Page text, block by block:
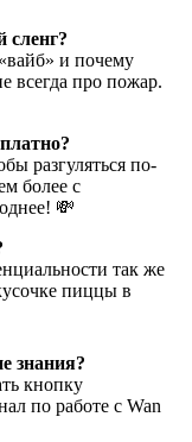
сленг?
и почему
всегда про пожар.
разгуляться по-
более с
💸
так же
пиццы в
знания?
кнопку
по работе с Wan